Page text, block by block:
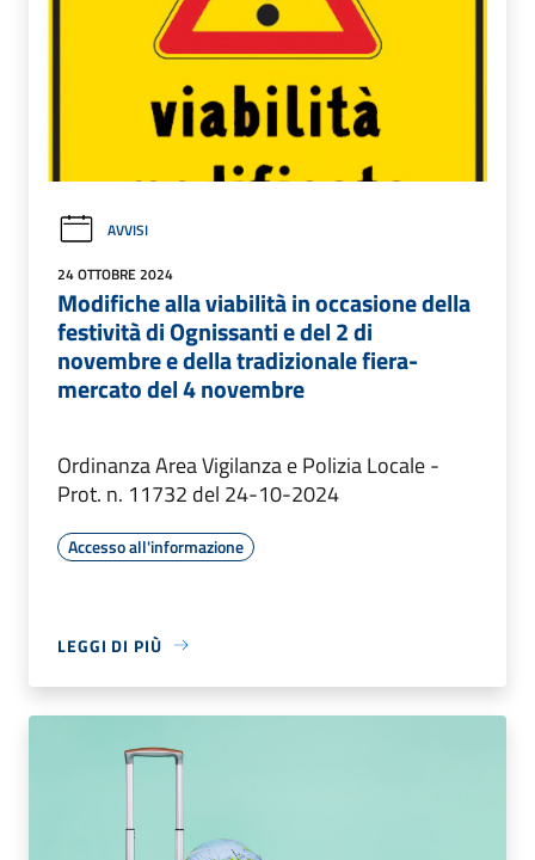
AVVISI
24 OTTOBRE 2024
Modifiche alla viabilità in occasione della
festività di Ognissanti e del 2 di
novembre e della tradizionale fiera-
mercato del 4 novembre
Ordinanza Area Vigilanza e Polizia Locale -
Prot. n. 11732 del 24-10-2024
Accesso all'informazione
LEGGI DI PIÙ